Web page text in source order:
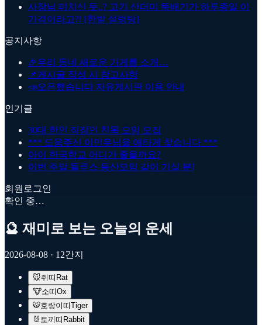
사장님 미치신 듯..? 고기 산더미 뚝배기가 하루종일 이
가격이라고?! [한밭 설렁탕]
공지사항
🎉우리 동네 새로운 가게를 소개…
📌게시글 작성 시 참고사항
📣오픈했습니다 자유게시판 이용 안내
인기글
30대 한인 직장인 친목 모임 모집
*** 도움주신 이민우님을 애타게 찾습니다 ***
아이 한국학교 어디가 좋을까요?
이번 주말 둘루스 등산모임 같이 가실 분!
회원로그인
확인 중…
🔮 재미로 보는 오늘의 운세
2026-08-08 · 12간지
🐭쥐띠 Rat
🐮소띠Ox
🐯호랑이띠Tiger
🐰 토끼띠 Rabbit